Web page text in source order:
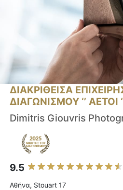
ΔΙΑΚΡΙΘΕΙΣΑ
ΔΙΑΓΩΝΙΣΜΟΥ ‘’ ΑΕΤΟΙ
Dimitris Giouvris
9.5
Αθήνα, Stouart 17